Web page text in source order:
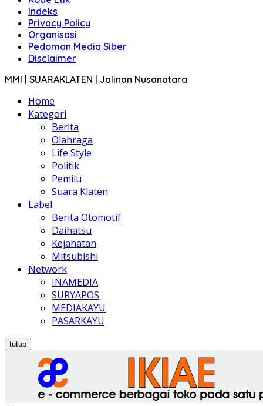
Indeks
Privacy Policy
Organisasi
Pedoman Media Siber
Disclaimer
MMI | SUARAKLATEN | Jalinan Nusanatara
Home
Kategori
Berita
Olahraga
Life Style
Politik
Pemilu
Suara Klaten
Label
Berita Otomotif
Daihatsu
Kejahatan
Mitsubishi
Network
INAMEDIA
SURYAPOS
MEDIAKAYU
PASARKAYU
tutup